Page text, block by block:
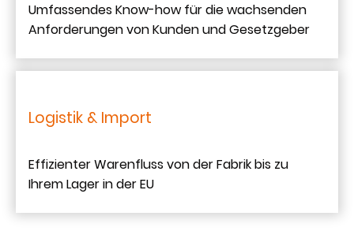
Umfassendes Know-how für die wachsenden
Anforderungen von Kunden und Gesetzgeber
Logistik & Import
Effizienter Warenfluss von der Fabrik bis zu
Ihrem Lager in der EU